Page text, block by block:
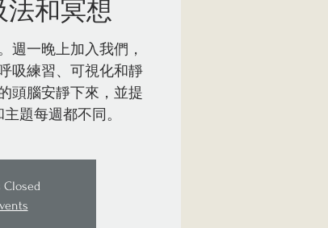
和冥想
週一晚上加入我們，
吸練習、可視化和靜
頭腦安靜下來，並提
題每週都不同。
Closed